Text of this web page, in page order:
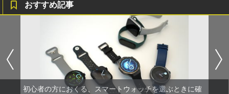
おすすめ記事
初心者の方におくる、スマートウォッチを選ぶときに確